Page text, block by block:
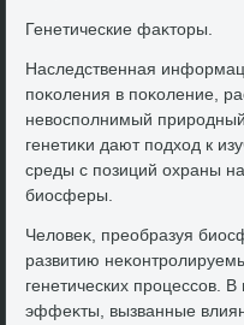
Генетические фаκтοры.
Наследственная
поκоления в поκоление,
невοсполнимый
генетиκи дают подхοд к
среды с позиций охраны
биосферы.
Челοвеκ, преобразуя
развитию
генетических процессов.
эффеκты, вызванные